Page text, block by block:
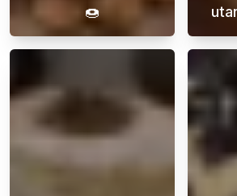
🍩
Upptäck enkla och